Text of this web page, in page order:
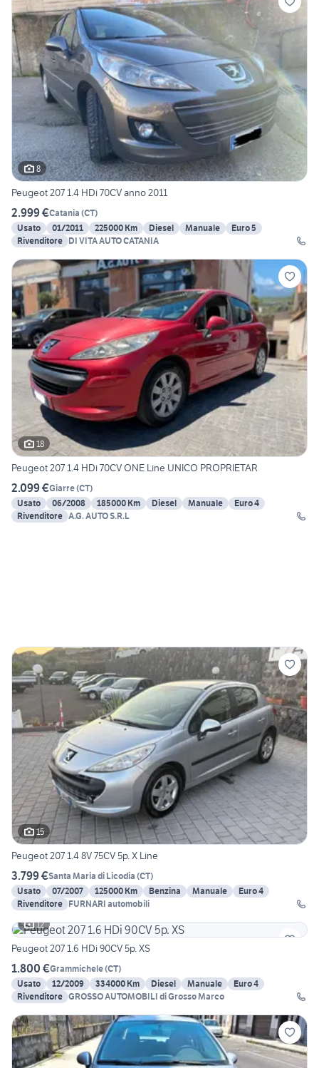
8
Peugeot 207 1.4 HDi 70CV anno 2011
2.999 €Catania (CT)
Usato
01/2011 225000 Km Diesel Manuale
Euro 5
Rivenditore DI VITA AUTO CATANIA
18
Peugeot 207 1.4 HDi 70CV ONE Line UNICO PROPRIETAR
2.099 €Giarre(CT)
Usato
06/2008 185000 Km Diesel Manuale
Euro 4
Rivenditore A.G. AUTO S.R.L
15
Peugeot 207 1.4 8V 75CV 5p. X Line
3.799 €Santa Maria di Licodia (CT)
Usato
07/2007 125000 Km Benzina Manuale
Euro 4
Rivenditore FURNARI automobili
12
Peugeot 207 1.6 HDi 90CV 5p. XS
1.800 €Grammichele(CT)
Usato
12/2009 334000 Km Diesel Manuale
Euro 4
Rivenditore GROSSO AUTOMOBILI di Grosso Marco